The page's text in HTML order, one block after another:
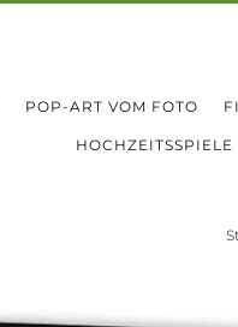
POP-ART VOM FOTO
HOCHZEITSSPIELE